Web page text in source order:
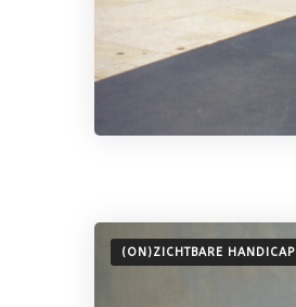
(ON)ZICHTBARE HANDICAP